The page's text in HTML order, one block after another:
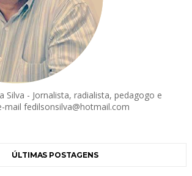
Silva - Jornalista, radialista, pedagogo e
mail fedilsonsilva@hotmail.com
ÚLTIMAS POSTAGENS